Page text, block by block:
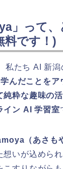
」って
料です！)
私たち AI 新潟
んだことをア
純粋な趣味の
イン AI 学習室
（あさも
想いが込めら